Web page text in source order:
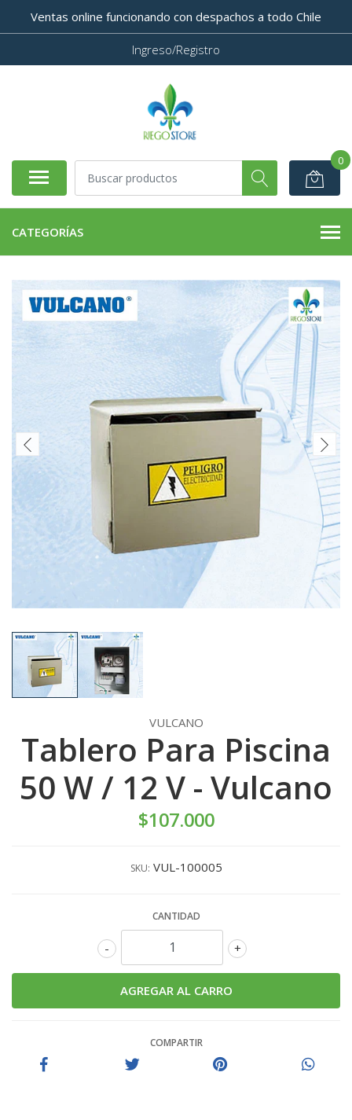
Ventas online funcionando con despachos a todo Chile
Ingreso/Registro
0
CATEGORÍAS
VULCANO
Tablero Para Piscina
50 W / 12 V - Vulcano
$107.000
SKU: VUL-100005
CANTIDAD
+
-
COMPARTIR